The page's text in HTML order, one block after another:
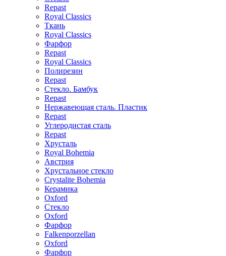
Repast
Royal Classics
Ткань
Royal Classics
Фарфор
Repast
Royal Classics
Полирезин
Repast
Стекло. Бамбук
Repast
Нержавеющая сталь. Пластик
Repast
Углеродистая сталь
Repast
Хрусталь
Royal Bohemia
Австрия
Хрустальное стекло
Crystalite Bohemia
Керамика
Oxford
Стекло
Oxford
Фарфор
Falkenporzellan
Oxford
Фарфор